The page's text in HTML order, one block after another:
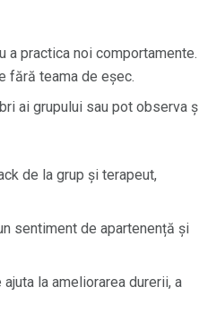
a practica noi comportamente.
fără teama de eșec.
ai grupului sau pot observa
de la grup și terapeut,
sentiment de apartenență și
la ameliorarea durerii, a